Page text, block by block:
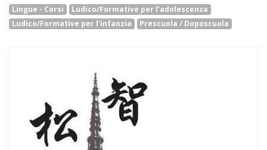
Lingue - Corsi
Ludico/Formative per l'adolescenza
Ludico/Formative per l'infanzia
Prescuola / Doposcuola